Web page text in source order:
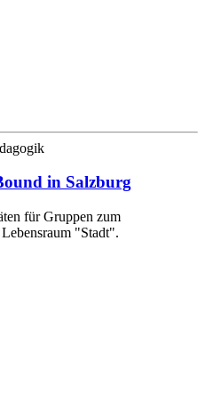
in Salzburg
für Gruppen zum
"Stadt".